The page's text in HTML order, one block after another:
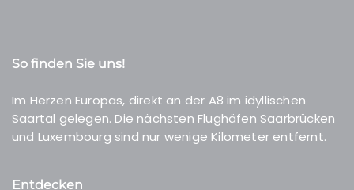
So finden Sie uns!
Im Herzen Europas, direkt an der A8 im idyllischen
Saartal gelegen. Die nächsten Flughäfen Saarbrücken
und Luxembourg sind nur wenige Kilometer entfernt.
Entdecken